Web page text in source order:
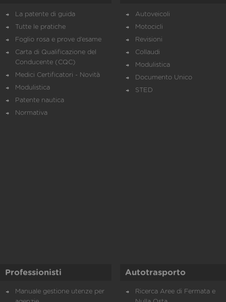
La patente di guida
Tutte le pratiche
Foglio rosa e prove d’esame
Carta di Qualificazione del
Conducente (CQC)
Medici Certificatori - Novità
Modulistica
Patente nautica
Normativa
Autoveicoli
Motocicli
Revisioni
Collaudi
Modulistica
Documento Unico
STED
Professionisti
Manuale gestione utenze per
Autotrasporto
Ricerca Aree di Fermata e